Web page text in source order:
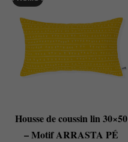
Housse de coussin lin 30×50
– Motif ARRASTA PÉ